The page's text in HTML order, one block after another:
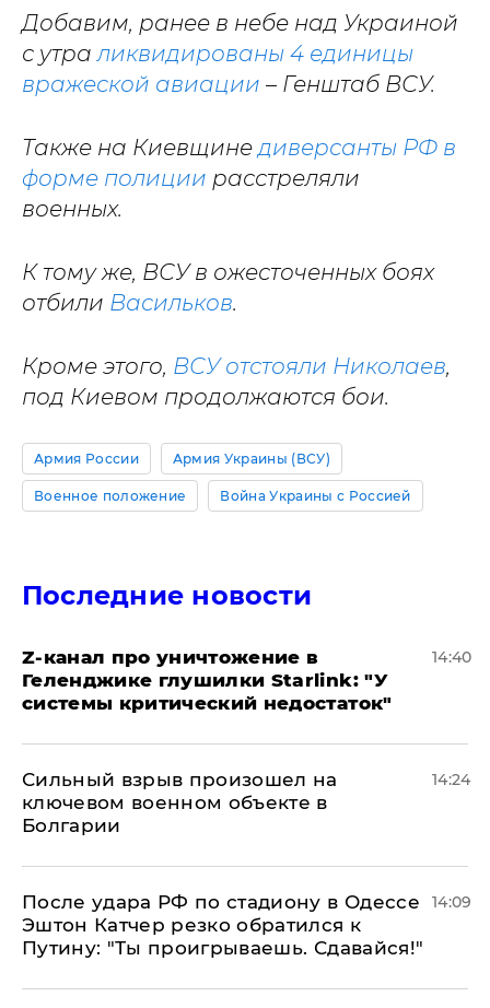
Добавим, ранее в небе над Украиной
с утраликвидированы 4 единицы
вражеской авиации – Генштаб ВСУ.
Также на Киевщинедиверсанты РФ в
форме полиции расстреляли
военных.
К тому же, ВСУ в ожесточенных боях
отбили Васильков.
Кроме этого, ВСУ отстояли Николаев,
под Киевом продолжаются бои.
Армия России Армия Украины (ВСУ)
Военное положение Война Украины с Россией
Последние новости
Z-канал про уничтожение в
Геленджике глушилки Starlink: "У
системы критический недостаток"
14:40
Сильный взрыв произошел на
ключевом военном объекте в
Болгарии
14:24
После удара РФ по стадиону в Одессе
Эштон Катчер резко обратился к
Путину: "Ты проигрываешь. Сдавайся!"
14:09